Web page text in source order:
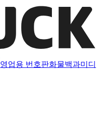
영업용 번호판화물백과미디